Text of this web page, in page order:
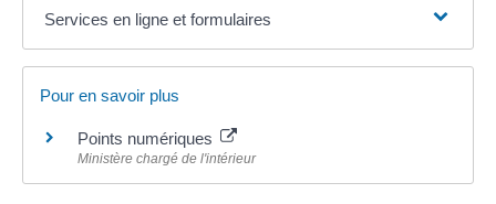
Services en ligne et formulaires
Pour en savoir plus
Points numériques
Ministère chargé de l'intérieur